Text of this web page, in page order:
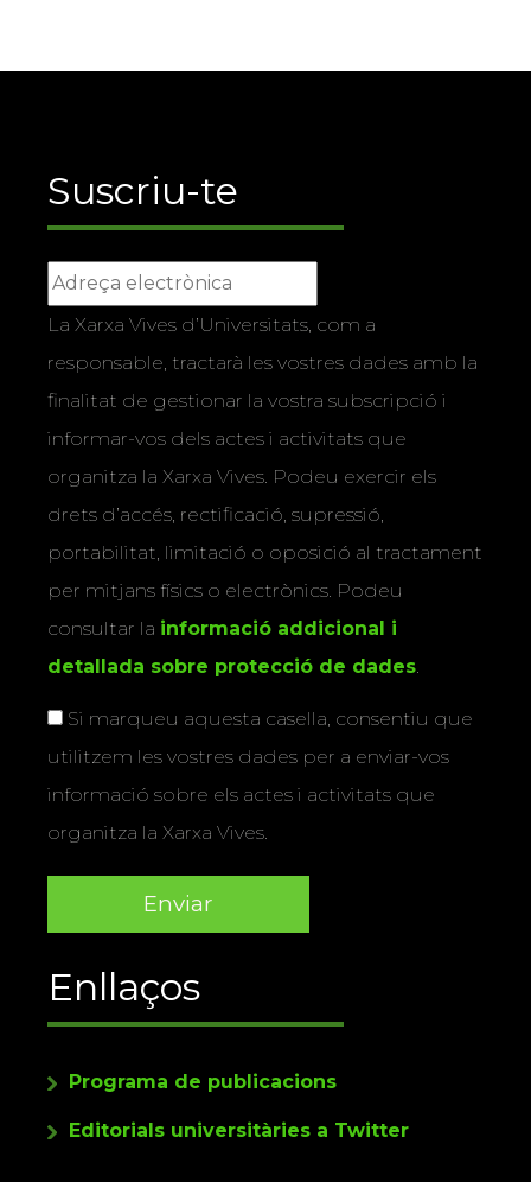
Suscriu-te
La Xarxa Vives d’Universitats, com a
responsable, tractarà les vostres dades amb la
finalitat de gestionar la vostra subscripció i
informar-vos dels actes i activitats que
organitza la Xarxa Vives. Podeu exercir els
drets d’accés, rectificació, supressió,
portabilitat, limitació o oposició al tractament
per mitjans físics o electrònics. Podeu
consultar la informació addicional i
detallada sobre protecció de dades.
Si marqueu aquesta casella, consentiu que
utilitzem les vostres dades per a enviar-vos
informació sobre els actes i activitats que
organitza la Xarxa Vives.
Enllaços
Programa de publicacions
Editorials universitàries a Twitter